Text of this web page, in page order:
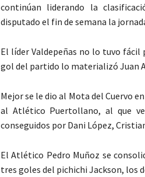
continúan liderando la
disputado el fin de semana la
El líder Valdepeñas no lo tuvo fácil
gol del partido lo materializó Juan
Mejor se le dio al Mota del Cuervo
al Atlético Puertollano, al que
conseguidos por Dani López,
El Atlético Pedro Muñoz se
tres goles del pichichi Jackson, los